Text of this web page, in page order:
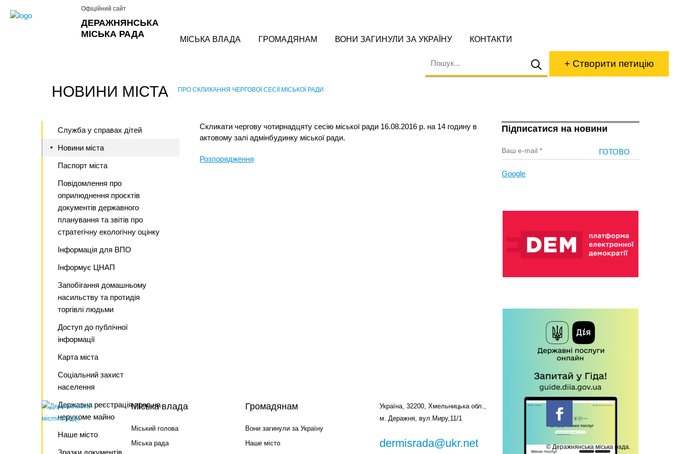
ДЕРАЖНЯНСЬКА
МІСЬКА РАДА
Офіційний сайт
МІСЬКА ВЛАДА ГРОМАДЯНАМ ВОНИ ЗАГИНУЛИ ЗА УКРАЇНУ КОНТАКТИ
+ Створити петицію
НОВИНИ МІСТА ПРО СКЛИКАННЯ ЧЕРГОВОЇ СЕСІЇ МІСЬКОЇ РАДИ
Служба у справах дітей
Новини міста
Паспорт міста
Повідомлення про
оприлюднення проєктів
документів державного
планування та звітів про
стратегічну екологічну оцінку
Інформація для ВПО
Інформує ЦНАП
Запобігання домашньому
насильству та протидія
торгівлі людьми
Доступ до публічної
інформації
Карта міста
Соціальний захист
населення
Державна реєстрація прав на
нерухоме майно
Наше місто
Зразки документів
Підписатися на новини
Google
Скликати чергову чотирнадцяту сесію міської ради 16.08.2016 р. на 14 годину в
актовому залі адмінбудинку міської ради.
Розпорядження
Міська влада
Міський голова
Міська рада
Громадянам
Вони загинули за Україну
Наше місто
Україна, 32200, Хмельницька обл.,
м. Деражня, вул.Миру,11/1
dermisrada@ukr.net
© Деражнянська міська рада.